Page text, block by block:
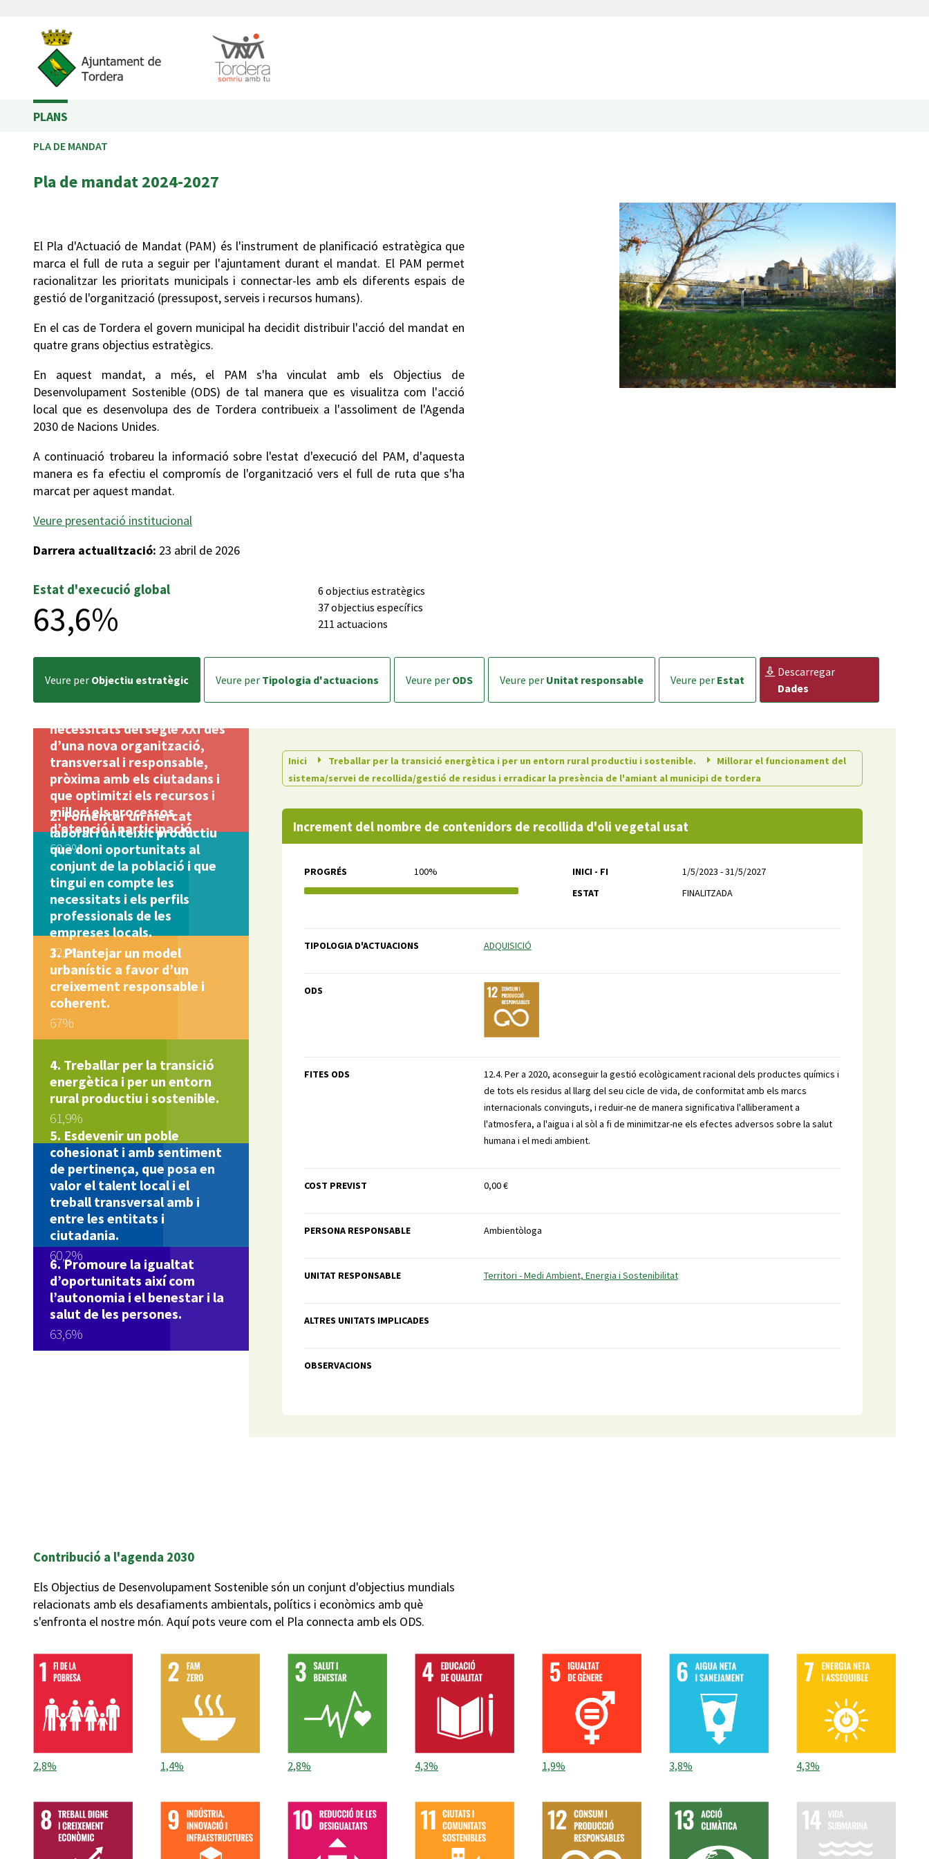
PLANS
PLA DE MANDAT
Pla de mandat 2024-2027
El Pla d'Actuació de Mandat (PAM) és l'instrument de planificació estratègica que
marca el full de ruta a seguir per l'ajuntament durant el mandat. El PAM permet
racionalitzar les prioritats municipals i connectar-les amb els diferents espais de
gestió de l'organització (pressupost, serveis i recursos humans).
En el cas de Tordera el govern municipal ha decidit distribuir l'acció del mandat en
quatre grans objectius estratègics.
En aquest mandat, a més, el PAM s'ha vinculat amb els Objectius de
Desenvolupament Sostenible (ODS) de tal manera que es visualitza com l'acció
local que es desenvolupa des de Tordera contribueix a l'assoliment de l'Agenda
2030 de Nacions Unides.
A continuació trobareu la informació sobre l'estat d'execució del PAM, d'aquesta
manera es fa efectiu el compromís de l'organització vers el full de ruta que s'ha
marcat per aquest mandat.
Veure presentació institucional
Darrera actualització: 23 abril de 2026
Estat d'execució global
63,6%
6 objectius estratègics
37 objectius específics
211 actuacions
veure per Objectiu estratègic veure per Tipologia d'actuacions veure per ODS veure per Unitat responsable veure per Estat
descarregar
Dades
necessitats del segle XXI des
d’una nova organització,
transversal i responsable,
pròxima amb els ciutadans i
que optimitzi els recursos i
millori els processos
d’atenció i participació.
60,2%
Fomentar un mercat
laboral i un teixit productiu
que doni oportunitats al
conjunt de la població i que
tingui en compte les
necessitats i els perfils
professionals de les
empreses locals.
72,2%
Plantejar un model
urbanístic a favor d’un
creixement responsable i
coherent.
67%
Treballar per la transició
energètica i per un entorn
rural productiu i sostenible.
61,9%
Esdevenir un poble
cohesionat i amb sentiment
de pertinença, que posa en
valor el talent local i el
treball transversal amb i
entre les entitats i
ciutadania.
60,2%
Promoure la igualtat
d’oportunitats així com
l’autonomia i el benestar i la
salut de les persones.
63,6%
Inici Treballar per la transició energètica i per un entorn rural productiu i sostenible.
Millorar el funcionament del
sistema/servei de recollida/gestió de residus i erradicar la presència de l'amiant al municipi de tordera
Increment del nombre de contenidors de recollida d'oli vegetal usat
PROGRÉS 100% INICI - FI
1/5/2023 - 31/5/2027
ESTAT
FINALITZADA
TIPOLOGIA D'ACTUACIONS ADQUISICIÓ
ODS
FITES ODS
12.4. Per a 2020, aconseguir la gestió ecològicament racional dels productes quí­mics i
de tots els residus al llarg del seu cicle de vida, de conformitat amb els marcs
internacionals convinguts, i reduir-ne de manera significativa l'alliberament a
l'atmosfera, a l'aigua i al sòl a fi de minimitzar-ne els efectes adversos sobre la salut
humana i el medi ambient.
COST PREVIST 0,00 €
PERSONA RESPONSABLE Ambientòloga
UNITAT RESPONSABLE Territori - Medi Ambient, Energia i Sostenibilitat
ALTRES UNITATS IMPLICADES
OBSERVACIONS
Contribució a l'agenda 2030
Els Objectius de Desenvolupament Sostenible són un conjunt d'objectius mundials
relacionats amb els desafiaments ambientals, polítics i econòmics amb què
s'enfronta el nostre món. Aquí pots veure com el Pla connecta amb els ODS.
2,8% 1,4% 2,8% 4,3% 1,9% 3,8% 4,3%